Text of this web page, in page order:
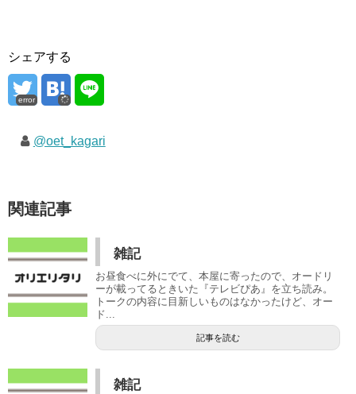
シェアする
error
@oet_kagari
関連記事
雑記
お昼食べに外にでて、本屋に寄ったので、オードリ
ーが載ってるときいた『テレビぴあ』を立ち読み。
トークの内容に目新しいものはなかったけど、オー
ド...
記事を読む
雑記